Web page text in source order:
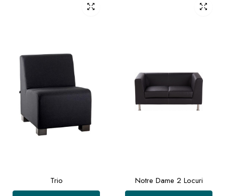
Trio Notre Dame 2 Locuri